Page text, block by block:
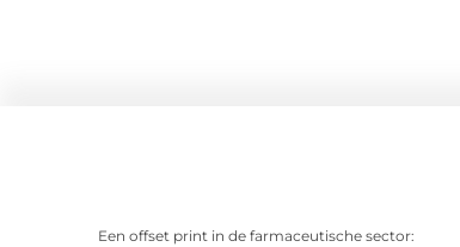
Een offset print in de farmaceutische sector: